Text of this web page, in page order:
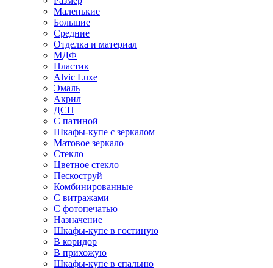
Маленькие
Большие
Средние
Отделка и материал
МДФ
Пластик
Alvic Luxe
Эмаль
Акрил
ДСП
С патиной
Шкафы-купе с зеркалом
Матовое зеркало
Стекло
Цветное стекло
Пескоструй
Комбинированные
С витражами
С фотопечатью
Назначение
Шкафы-купе в гостиную
В коридор
В прихожую
Шкафы-купе в спальню